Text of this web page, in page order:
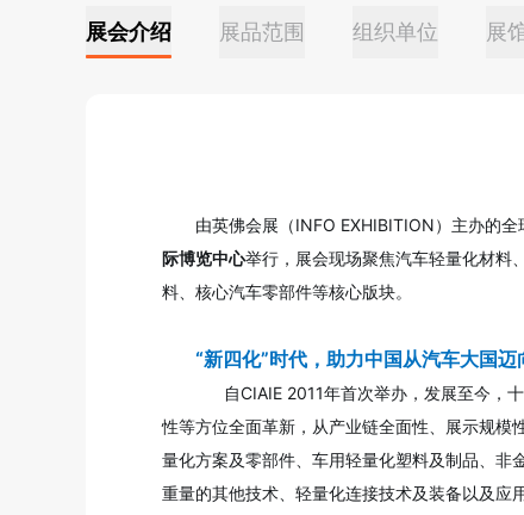
展会介绍 展品范围 组织单位 展
由英佛会展（INFO EXHIBITION）主办的
际博览中心举行，展会现场聚焦汽车轻量化材料
料、核心汽车零部件等核心版块。
“新四化”时代，助力中国从汽车大国迈
自CIAIE 2011年首次举办，发展至今，十
性等方位全面革新，从产业链全面性、展示规模
量化方案及零部件、车用轻量化塑料及制品、
重量的其他技术、轻量化连接技术及装备以及应